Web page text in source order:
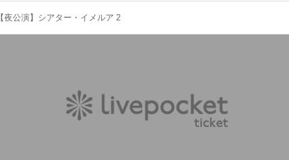
【夜公演】シアター・イメルア 2